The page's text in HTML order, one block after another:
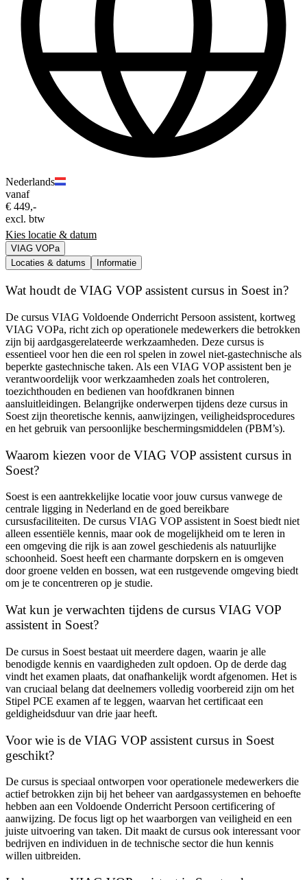
Nederlands
vanaf
€ 449,-
excl. btw
Kies locatie & datum
VIAG VOPa
Locaties & datums
Informatie
Wat houdt de VIAG VOP assistent cursus in Soest in?
De cursus VIAG Voldoende Onderricht Persoon assistent, kortweg
VIAG VOPa, richt zich op operationele medewerkers die betrokken
zijn bij aardgasgerelateerde werkzaamheden. Deze cursus is
essentieel voor hen die een rol spelen in zowel niet-gastechnische als
beperkte gastechnische taken. Als een VIAG VOP assistent ben je
verantwoordelijk voor werkzaamheden zoals het controleren,
toezichthouden en bedienen van hoofdkranen binnen
aansluitleidingen. Belangrijke onderwerpen tijdens deze cursus in
Soest zijn theoretische kennis, aanwijzingen, veiligheidsprocedures
en het gebruik van persoonlijke beschermingsmiddelen (PBM’s).
Waarom kiezen voor de VIAG VOP assistent cursus in
Soest?
Soest is een aantrekkelijke locatie voor jouw cursus vanwege de
centrale ligging in Nederland en de goed bereikbare
cursusfaciliteiten. De cursus VIAG VOP assistent in Soest biedt niet
alleen essentiële kennis, maar ook de mogelijkheid om te leren in
een omgeving die rijk is aan zowel geschiedenis als natuurlijke
schoonheid. Soest heeft een charmante dorpskern en is omgeven
door groene velden en bossen, wat een rustgevende omgeving biedt
om je te concentreren op je studie.
Wat kun je verwachten tijdens de cursus VIAG VOP
assistent in Soest?
De cursus in Soest bestaat uit meerdere dagen, waarin je alle
benodigde kennis en vaardigheden zult opdoen. Op de derde dag
vindt het examen plaats, dat onafhankelijk wordt afgenomen. Het is
van cruciaal belang dat deelnemers volledig voorbereid zijn om het
Stipel PCE examen af te leggen, waarvan het certificaat een
geldigheidsduur van drie jaar heeft.
Voor wie is de VIAG VOP assistent cursus in Soest
geschikt?
De cursus is speciaal ontworpen voor operationele medewerkers die
actief betrokken zijn bij het beheer van aardgassystemen en behoefte
hebben aan een Voldoende Onderricht Persoon certificering of
aanwijzing. De focus ligt op het waarborgen van veiligheid en een
juiste uitvoering van taken. Dit maakt de cursus ook interessant voor
bedrijven en individuen in de technische sector die hun kennis
willen uitbreiden.